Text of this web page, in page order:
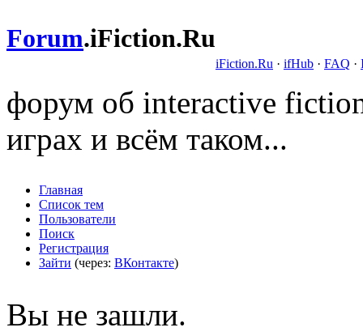
Forum.iFiction.Ru
iFiction.Ru · ifHub · FAQ ·
форум об interactive
играх и всём таком...
Главная
Список тем
Пользователи
Поиск
Регистрация
Зайти (через: ВКонтакте)
Вы не зашли.